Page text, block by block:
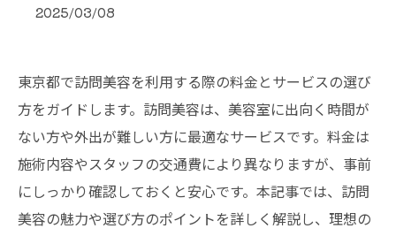
2025/03/08
東京都で訪問美容を利用する際の料金とサービスの選び
方をガイドします。訪問美容は、美容室に出向く時間が
ない方や外出が難しい方に最適なサービスです。料金は
施術内容やスタッフの交通費により異なりますが、事前
にしっかり確認しておくと安心です。本記事では、訪問
美容の魅力や選び方のポイントを詳しく解説し、理想の